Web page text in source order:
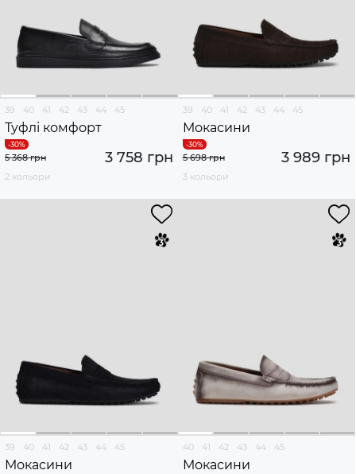
39 40 41 42 43 44 45
Туфлі комфорт
3 758 грн
5 368 грн
2 кольори
39 40 41 42 43 44 45
Мокасини
3 989 грн
5 698 грн
3 кольори
39 40 41 42 43 44 45
Мокасини
40 41 42 43 44 45
Мокасини